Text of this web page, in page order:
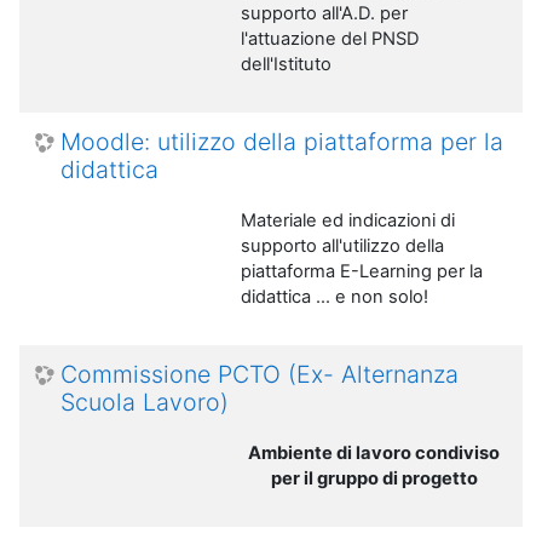
supporto all'A.D. per
l'attuazione del PNSD
dell'Istituto
Moodle: utilizzo della piattaforma per la
didattica
Materiale ed indicazioni di
supporto all'utilizzo della
piattaforma E-Learning per la
didattica ... e non solo!
Commissione PCTO (Ex- Alternanza
Scuola Lavoro)
Ambiente di lavoro condiviso
per il gruppo di progetto